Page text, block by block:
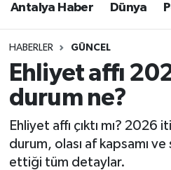
Antalya Haber Dünya
HABERLER GÜNCEL
Ehliyet affı
durum ne?
Ehliyet affı çıktı mı? 2026
durum, olası af kapsamı
ettiği tüm detaylar.
Genel
Güncel
Güvenlik
Tüm Manşetler
Son Dakika Haberleri
Haber Arşivi